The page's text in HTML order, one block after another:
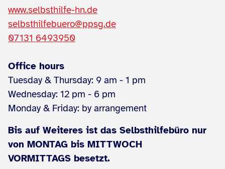
www.selbsthilfe-hn.de
selbsthilfebuero@ppsg.de
07131 6493950
Office hours
Tuesday & Thursday: 9 am - 1 pm
Wednesday: 12 pm - 6 pm
Monday & Friday: by arrangement
Bis auf Weiteres ist das Selbsthilfebüro nur
von MONTAG bis MITTWOCH
VORMITTAGS besetzt.